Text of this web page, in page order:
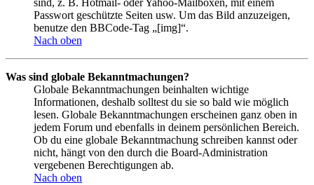
sind, z. B. Hotmail- oder Yahoo-Mailboxen, mit einem
Passwort geschützte Seiten usw. Um das Bild anzuzeigen,
benutze den BBCode-Tag „[img]“.
Nach oben
Was sind globale Bekanntmachungen?
Globale Bekanntmachungen beinhalten wichtige
Informationen, deshalb solltest du sie so bald wie möglich
lesen. Globale Bekanntmachungen erscheinen ganz oben in
jedem Forum und ebenfalls in deinem persönlichen Bereich.
Ob du eine globale Bekanntmachung schreiben kannst oder
nicht, hängt von den durch die Board-Administration
vergebenen Berechtigungen ab.
Nach oben